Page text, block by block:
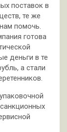
поставок в
те же
помочь.
готова
деньги в те
а стали